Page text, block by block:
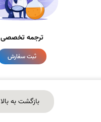
ترجمه تخصصی
ثبت سفارش
بازگشت به بالا